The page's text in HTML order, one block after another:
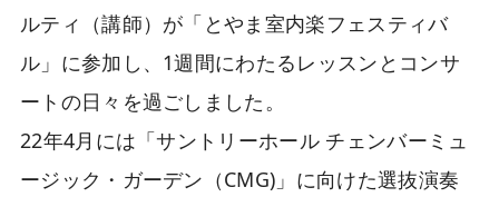
ルティ（講師）が「とやま室内楽フェスティバ
ル」に参加し、1週間にわたるレッスンとコンサ
ートの日々を過ごしました。
22年4月には「サントリーホール チェンバーミュ
ージック・ガーデン（CMG)」に向けた選抜演奏